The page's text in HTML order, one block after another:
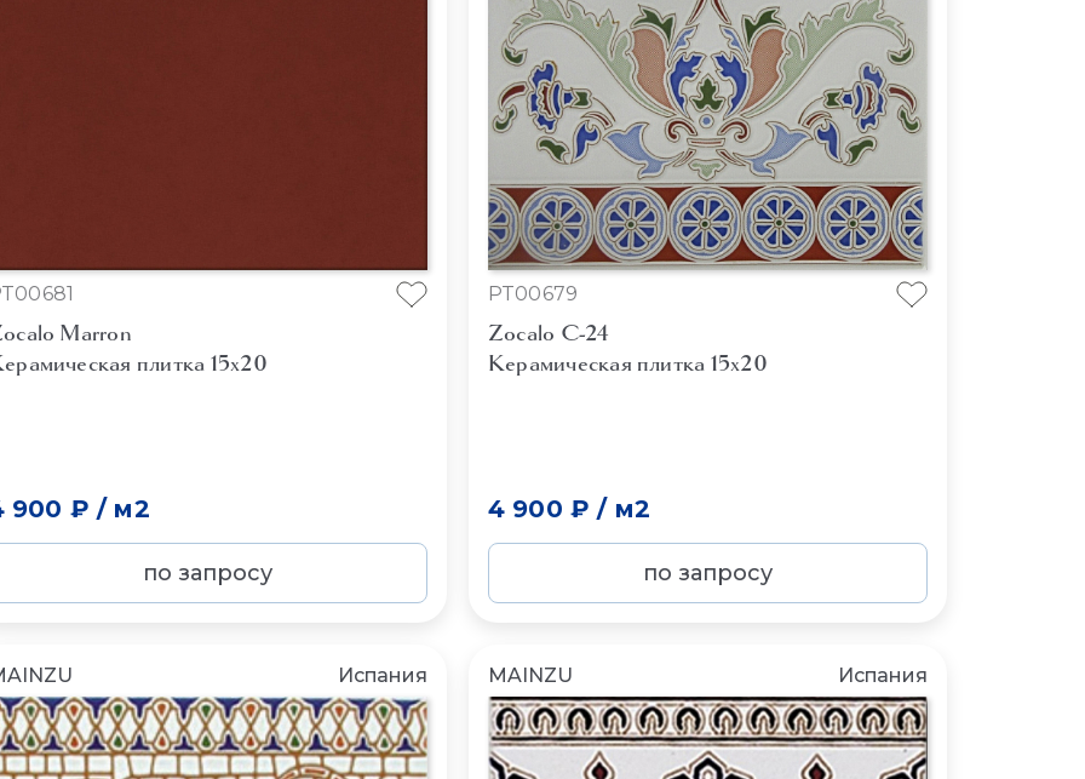
Marron
плитка 15x20
900 ₽ / м2
по запросу
PT00679
Zocalo C-24
Керамическая плитка 15x20
4 900 ₽ / м2
по запросу
Испания MAINZU Испания